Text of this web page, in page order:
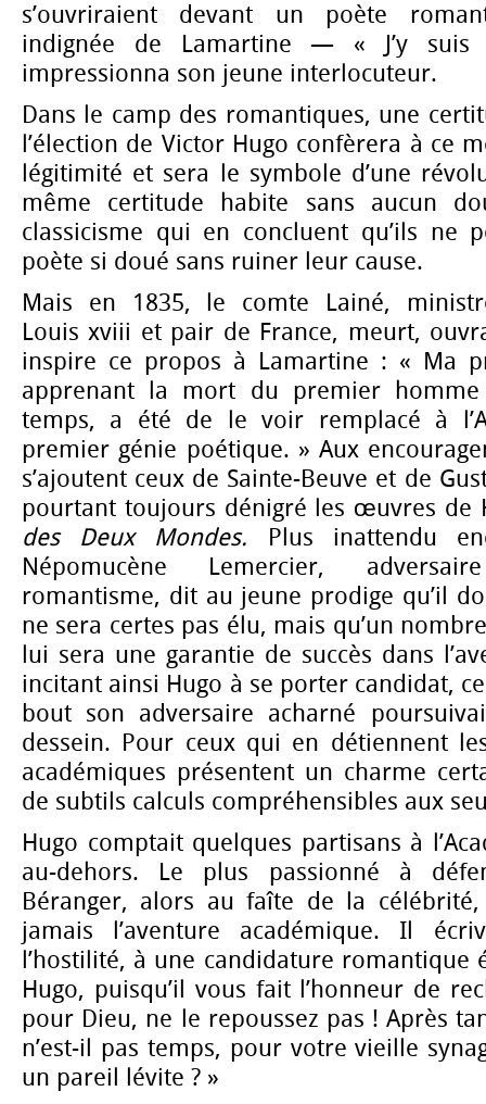
s’ouvriraient devant un poète
indignée de Lamartine — « J’y
impressionna son jeune interlocuteur.
Dans le camp des romantiques, une
l’élection de Victor Hugo confèrera à ce
légitimité et sera le symbole d’une
même certitude habite sans aucun
classicisme qui en concluent qu’ils ne
poète si doué sans ruiner leur cause.
Mais en 1835, le comte Lainé,
Louis xviii et pair de France, meurt,
inspire ce propos à Lamartine : « Ma
apprenant la mort du premier
temps, a été de le voir remplacé à
premier génie poétique. » Aux
s’ajoutent ceux de Sainte-Beuve et de
pourtant toujours dénigré les œuvres de
des Deux Mondes. Plus inattendu
Népomucène Lemercier,
romantisme, dit au jeune prodige qu’il
ne sera certes pas élu, mais qu’un
lui sera une garantie de succès dans
incitant ainsi Hugo à se porter candidat,
bout son adversaire acharné
dessein. Pour ceux qui en détiennent
académiques présentent un charme
de subtils calculs compréhensibles aux
Hugo comptait quelques partisans à
au-dehors. Le plus passionné à
Béranger, alors au faîte de la
jamais l’aventure académique. Il
l’hostilité, à une candidature romantique
Hugo, puisqu’il vous fait l’honneur de
pour Dieu, ne le repoussez pas ! Après
n’est-il pas temps, pour votre vieille
un pareil lévite ? »